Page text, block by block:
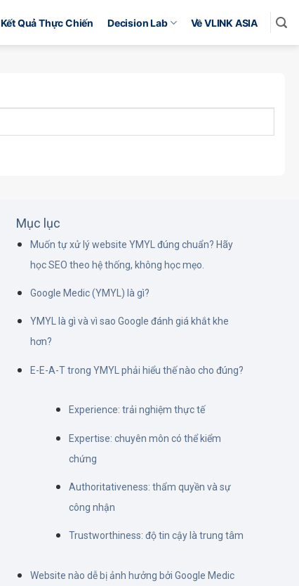
Kết Quả Thực Chiến Decision Lab Về VLINK ASIA
Mục lục
Muốn tự xử lý website YMYL đúng chuẩn? Hãy
học SEO theo hệ thống, không học mẹo.
Google Medic (YMYL) là gì?
YMYL là gì và vì sao Google đánh giá khắt khe
hơn?
E-E-A-T trong YMYL phải hiểu thế nào cho đúng?
Experience: trải nghiệm thực tế
Expertise: chuyên môn có thể kiểm
chứng
Authoritativeness: thẩm quyền và sự
công nhận
Trustworthiness: độ tin cậy là trung tâm
Website nào dễ bị ảnh hưởng bởi Google Medic